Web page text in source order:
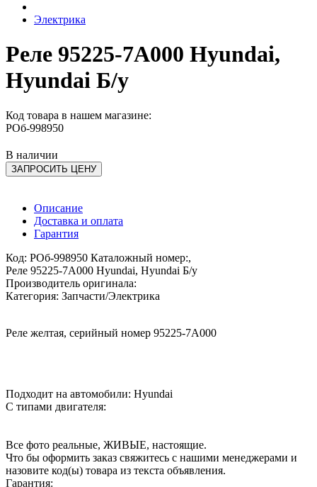
Электрика
Реле 95225-7А000 Hyundai,
Hyundai Б/у
Код товара в нашем магазине:
РОб-998950
В наличии
ЗАПРОСИТЬ ЦЕНУ
Описание
Доставка и оплата
Гарантия
Код: РОб-998950 Каталожный номер:,
Реле 95225-7А000 Hyundai, Hyundai Б/у
Производитель оригинала:
Категория: Запчасти/Электрика
Реле желтая, серийный номер 95225-7А000
Подходит на автомобили: Hyundai
С типами двигателя:
Все фото реальные, ЖИВЫЕ, настоящие.
Что бы оформить заказ свяжитесь с нашими менеджерами и
назовите код(ы) товара из текста объявления.
Гарантия: